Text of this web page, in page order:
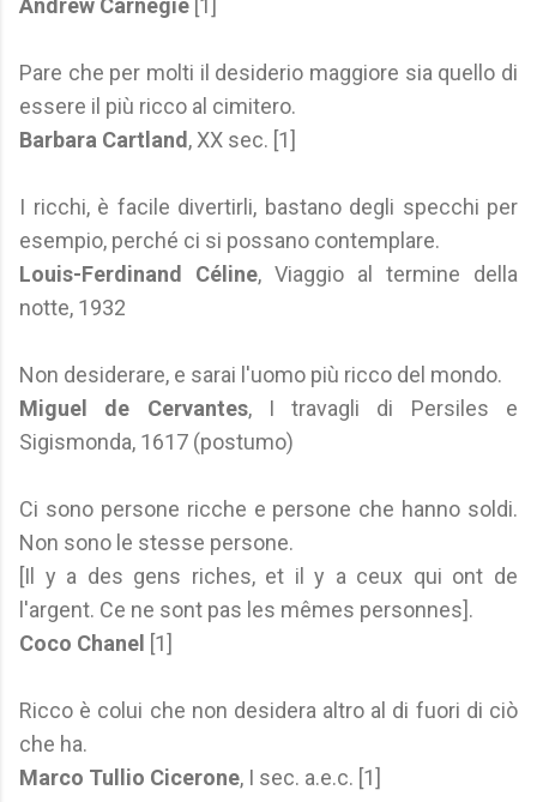
Andrew Carnegie [1]
Pare che per molti il desiderio maggiore sia quello di
essere il più ricco al cimitero.
Barbara Cartland , XX sec. [1]
I ricchi, è facile divertirli, bastano degli specchi per
esempio, perché ci si possano contemplare.
Louis-Ferdinand Céline, Viaggio al termine della
notte, 1932
Non desiderare, e sarai l'uomo più ricco del mondo.
Miguel de Cervantes, I travagli di Persiles e
Sigismonda, 1617 (postumo)
Ci sono persone ricche e persone che hanno soldi.
Non sono le stesse persone.
[Il y a des gens riches, et il y a ceux qui ont de
l'argent. Ce ne sont pas les mêmes personnes].
Coco Chanel [1]
Ricco è colui che non desidera altro al di fuori di ciò
che ha.
Marco Tullio Cicerone, I sec. a.e.c. [1]